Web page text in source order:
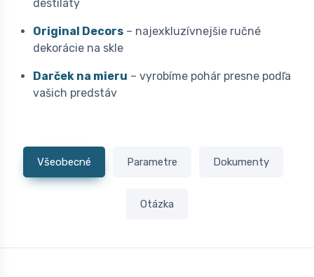
destiláty
Original Decors – najexkluzívnejšie ručné
dekorácie na skle
Darček na mieru – vyrobíme pohár presne podľa
vašich predstáv
Všeobecné Parametre Dokumenty
Otázka